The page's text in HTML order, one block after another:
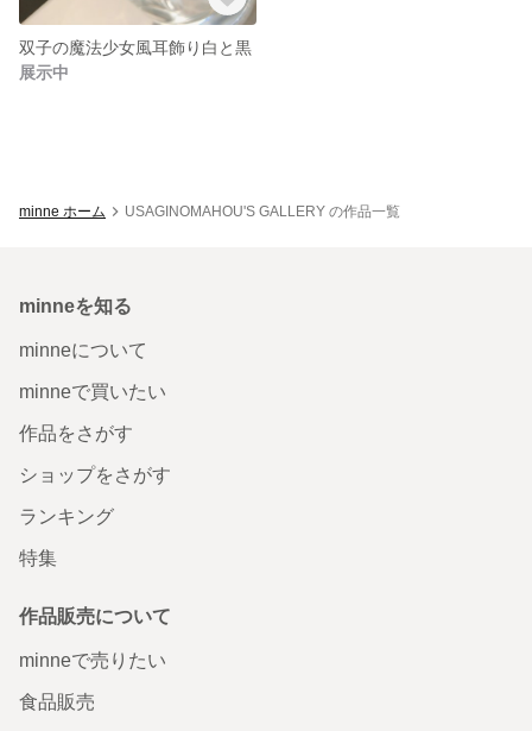
双子の魔法少女風耳飾り白と黒
展示中
minne ホーム USAGINOMAHOU'S GALLERY の作品一覧
minneを知る
minneについて
minneで買いたい
作品をさがす
ショップをさがす
ランキング
特集
作品販売について
minneで売りたい
食品販売